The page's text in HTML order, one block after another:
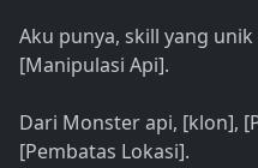
Aku punya, skill yang
[Manipulasi Api].
Dari Monster api, [klon],
[Pembatas Lokasi].